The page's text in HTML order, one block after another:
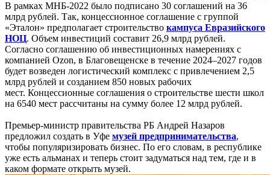
В рамках МНБ-2022 было подписано 30 соглашений на 36
млрд рублей. Так, концессионное соглашение с группой
«Эталон» предполагает строительство кампуса Евразийского
НОЦ. Объем инвестиций составит 26,9 млрд рублей.
Согласно соглашению об инвестиционных намерениях с
компанией Ozon, в Благовещенске в течение 2024–2027 годов
будет возведен логистический комплекс с привлечением 2,5
млрд рублей и созданием 850 новых рабочих
мест. Концессионные соглашения о строительстве шести школ
на 6540 мест рассчитаны на сумму более 12 млрд рублей.
Премьер-министр правительства РБ Андрей Назаров
предложил создать в Уфе музей предпринимательства,
чтобы популяризировать бизнес. По его словам, в республике
уже есть альманах и теперь стоит задуматься над тем, где и в
каком формате открыть музей.